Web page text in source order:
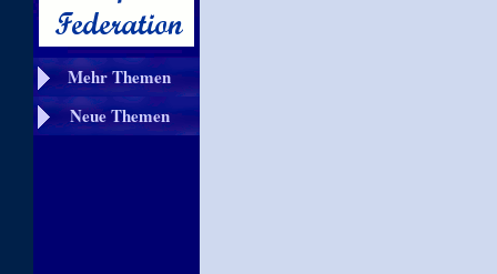
Mehr Themen
Neue Themen